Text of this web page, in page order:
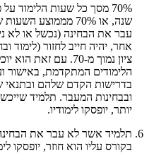
70% מסך כל שעות הלימוד
שנה, או 70%
עבר את הבחינה (נכשל או לא
אחר, יהיה חייב לחזור (לימוד
ציון נמוך מ-70. עם
הלימודים המתקדמת, באישור
בדרישות הקדם שלהם ובתנאי
ובבחינות המעבר. תלמיד
יותר, יופסקו לימודיו.
תלמיד אשר לא עבר את
בקורס עליו הוא חוזר, יופסקו